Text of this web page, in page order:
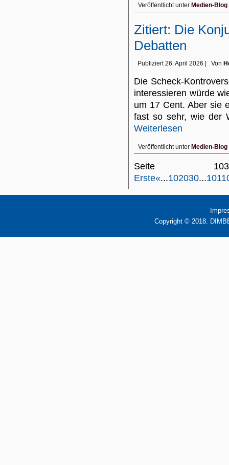
Veröffentlicht unter Medien-Blog
Zitiert: Die
Debatten
Publiziert 26. April 2026 Von
Die Scheck-
interessieren würde
um 17 Cent. Aber sie
fast so sehr, wie der
Weiterlesen
Veröffentlicht unter Medien-Blog
Seite
Erste«...102030...101
Copyright © 2018.